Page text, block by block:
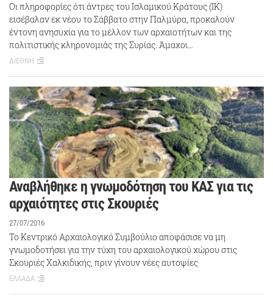
Οι πληροφορίες ότι άντρες του Ισλαμικού Κράτους (ΙΚ)
εισέβαλαν εκ νέου το Σάββατο στην Παλμύρα, προκαλούν
έντονη ανησυχία για το μέλλον των αρχαιοτήτων και της
πολιτιστικής κληρονομιάς της Συρίας. Άμαχοι…
ΔΙΕΘΝΗ
Αναβλήθηκε η γνωμοδότηση του ΚΑΣ για τις
αρχαιότητες στις Σκουριές
27/07/2016
Το Κεντρικό Αρχαιολογικό Συμβούλιο αποφάσισε να μη
γνωμοδοτήσει για την τύχη του αρχαιολογικού χώρου στις
Σκουριές Χαλκιδικής, πριν γίνουν νέες αυτοψίες
ΕΛΛΑΔΑ